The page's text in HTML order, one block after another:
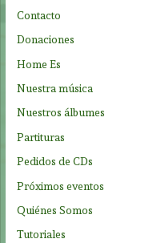
:
Contacto
Donaciones
Home Es
Nuestra música
Nuestros álbumes
Partituras
Pedidos de CDs
Próximos eventos
Quiénes Somos
Tutoriales